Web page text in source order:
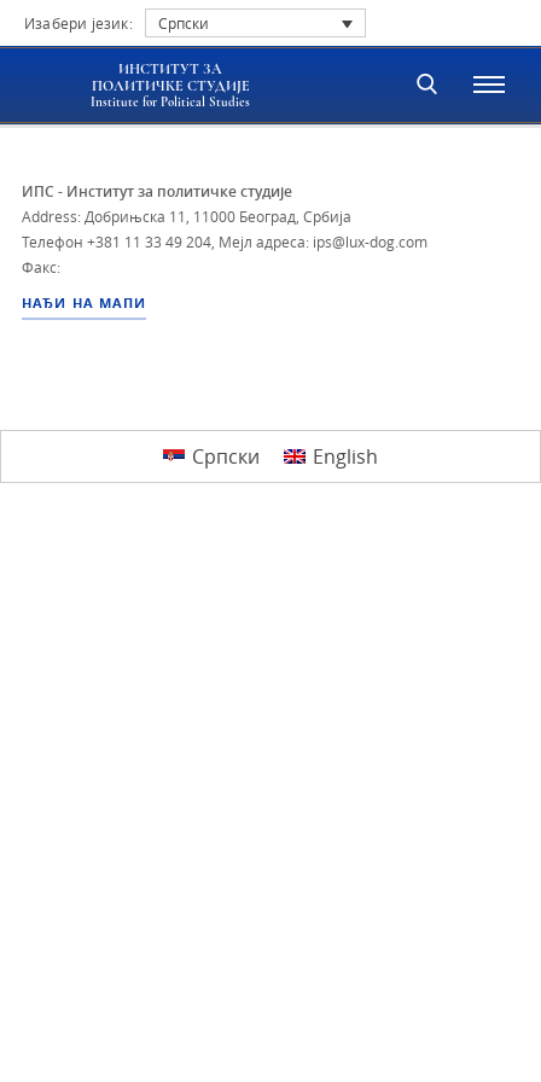
Изабери језик: Српски
ИНСТИТУТ ЗА
ПОЛИТИЧКЕ СТУДИЈЕ
Institute for Political Studies
ИПС - Институт за политичке студије
Address: Добрињска 11, 11000 Београд, Србија
Телефон +381 11 33 49 204 Мејл адреса: ips@lux-dog.com
Факс:
НАЂИ НА МАПИ
Српски English